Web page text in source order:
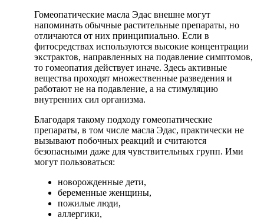
Гомеопатические масла Эдас внешне могут
напоминать обычные растительные препараты, но
отличаются от них принципиально. Если в
фитосредствах используются высокие концентрации
экстрактов, направленных на подавление симптомов,
то гомеопатия действует иначе. Здесь активные
вещества проходят множественные разведения и
работают не на подавление, а на стимуляцию
внутренних сил организма.
Благодаря такому подходу гомеопатические
препараты, в том числе масла Эдас, практически не
вызывают побочных реакций и считаются
безопасными даже для чувствительных групп. Ими
могут пользоваться:
новорожденные дети,
беременные женщины,
пожилые люди,
аллергики,